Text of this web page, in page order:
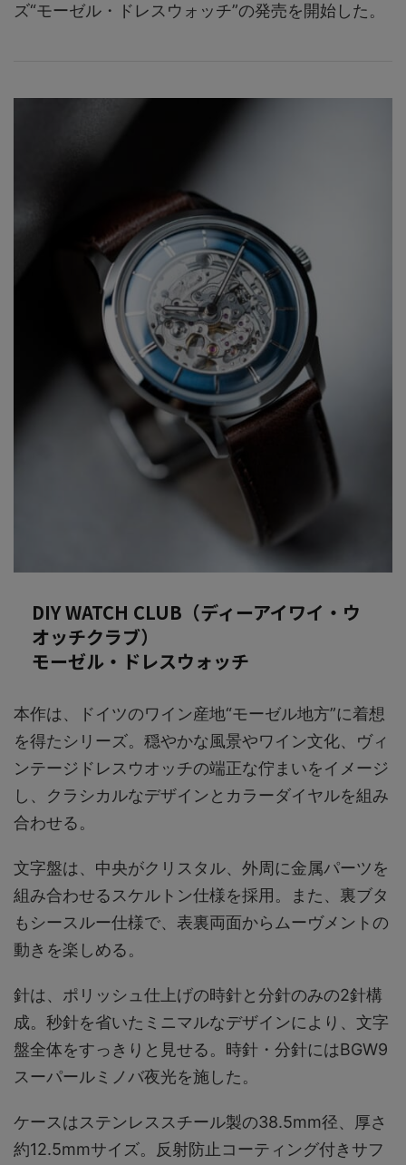
ズ“モーゼル・ドレスウォッチ”の発売を開始した。
DIY WATCH CLUB（ディーアイワイ・ウ
オッチクラブ）
モーゼル・ドレスウォッチ
本作は、ドイツのワイン産地“モーゼル地方”に着想
を得たシリーズ。穏やかな風景やワイン文化、ヴィ
ンテージドレスウオッチの端正な佇まいをイメージ
し、クラシカルなデザインとカラーダイヤルを組み
合わせる。
文字盤は、中央がクリスタル、外周に金属パーツを
組み合わせるスケルトン仕様を採用。また、裏ブタ
もシースルー仕様で、表裏両面からムーヴメントの
動きを楽しめる。
針は、ポリッシュ仕上げの時針と分針のみの2針構
成。秒針を省いたミニマルなデザインにより、文字
盤全体をすっきりと見せる。時針・分針にはBGW9
スーパールミノバ夜光を施した。
ケースはステンレススチール製の38.5mm径、厚さ
約12.5mmサイズ。反射防止コーティング付きサフ